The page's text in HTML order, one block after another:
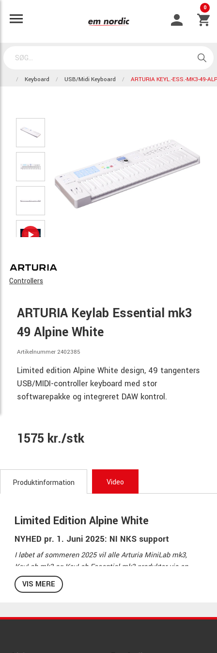
0
Keyboard USB/Midi Keyboard ARTURIA KEYL.-ESS.-MK3-49-
Controllers
ARTURIA Keylab Essential mk3
49 Alpine White
Artikelnummer 2402385
Limited edition Alpine White design, 49 tangenters
USB/MIDI-controller keyboard med stor
softwarepakke og integreret DAW kontrol.
1575 kr./stk
Produktinformation Video
Limited Edition Alpine White
NYHED pr. 1. Juni 2025: NI NKS support
I løbet af sommeren 2025 vil alle Arturia MiniLab mk3,
KeyLab mk3 og KeyLab Essential mk3 produkter via en
gratis firmware opdatering understøtte Native
Instruments' NKS protokol. Det betyder direkte hardware-
VIS MERE